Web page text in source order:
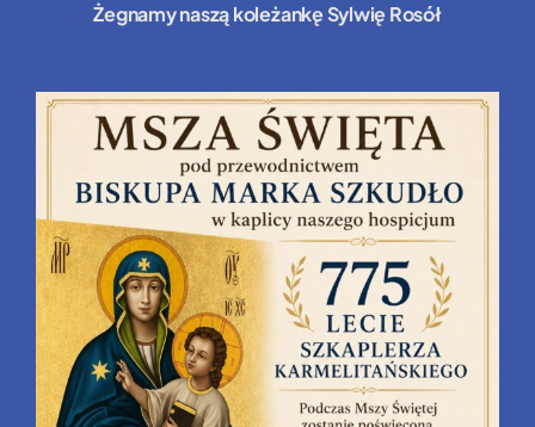
Żegnamy naszą koleżankę Sylwię Rosół